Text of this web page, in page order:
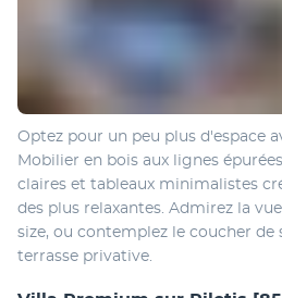
Optez pour un peu plus d'espace
Mobilier en bois aux lignes
claires et tableaux minimalistes
des plus relaxantes. Admirez la
size, ou contemplez le coucher de
terrasse privative.